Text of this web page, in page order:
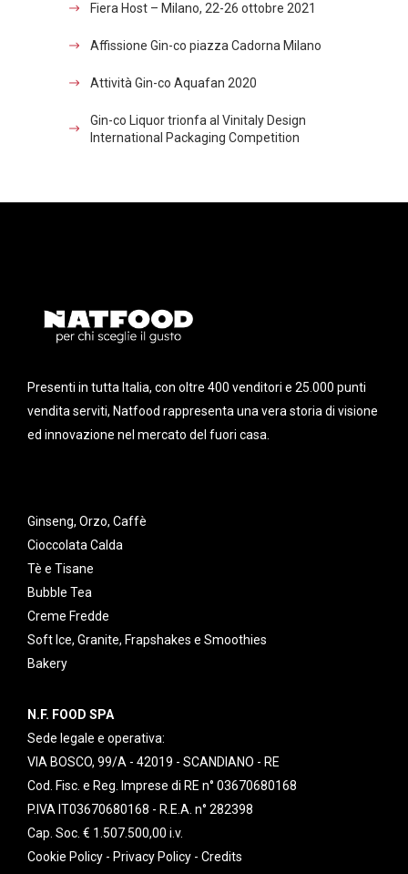
Fiera Host – Milano, 22-26 ottobre 2021
Affissione Gin-co piazza Cadorna Milano
Attività Gin-co Aquafan 2020
Gin-co Liquor trionfa al Vinitaly Design
International Packaging Competition
Presenti in tutta Italia, con oltre 400 venditori e 25.000 punti
vendita serviti, Natfood rappresenta una vera storia di visione
ed innovazione nel mercato del fuori casa.
Ginseng, Orzo, Caffè
Cioccolata Calda
Tè e Tisane
Bubble Tea
Creme Fredde
Soft Ice, Granite, Frapshakes e Smoothies
Bakery
N.F. FOOD SPA
Sede legale e operativa:
VIA BOSCO, 99/A - 42019 - SCANDIANO - RE
Cod. Fisc. e Reg. Imprese di RE n° 03670680168
P.IVA IT03670680168 - R.E.A. n° 282398
Cap. Soc. € 1.507.500,00 i.v.
Cookie Policy - Privacy Policy - Credits